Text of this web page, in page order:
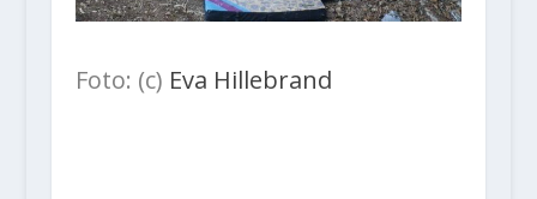
Foto: (c) Eva Hillebrand